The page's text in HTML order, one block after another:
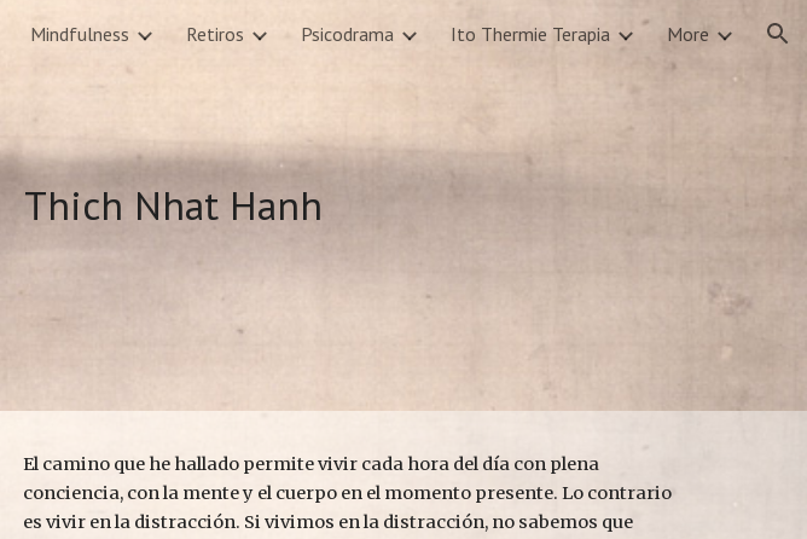
Skip to navigation
Mindfulness Retiros Psicodrama Ito Thermie Terapia More
Thich Nhat Hanh
El camino que he hallado permite vivir cada hora del día con plena
conciencia, con la mente y el cuerpo en el momento presente. Lo contrario
es vivir en la distracción. Si vivimos en la distracción, no sabemos que